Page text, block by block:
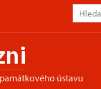
ústavu